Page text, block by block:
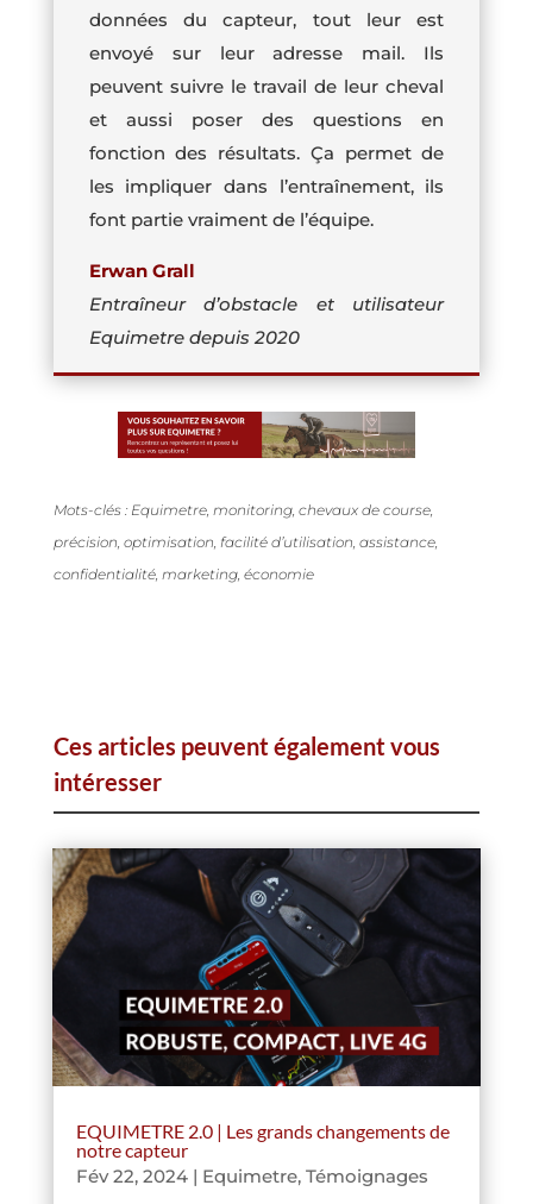
données du capteur, tout leur est
envoyé sur leur adresse mail. Ils
peuvent suivre le travail de leur cheval
et aussi poser des questions en
fonction des résultats. Ça permet de
les impliquer dans l’entraînement, ils
font partie vraiment de l’équipe.
Erwan Grall
Entraîneur d’obstacle et utilisateur
Equimetre depuis 2020
Mots-clés : Equimetre, monitoring, chevaux de course,
précision, optimisation, facilité d’utilisation, assistance,
confidentialité, marketing, économie
Ces articles peuvent également vous
intéresser
EQUIMETRE 2.0 | Les grands changements de
notre capteur
Fév 22, 2024| Equimetre, Témoignages